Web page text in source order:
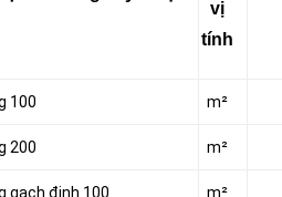
vị
tính
100 m²
200 m²
gạch đinh 100 m²